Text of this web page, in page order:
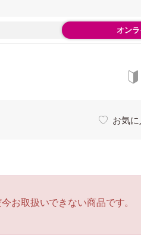
オン
お気に
お取扱いできない商品です。